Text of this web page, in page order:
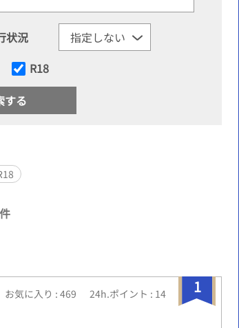
状況
R18
件
1
お気に入り : 469 24h.ポイント : 14